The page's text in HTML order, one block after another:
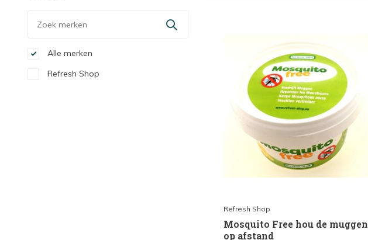
Alle merken
Refresh Shop
Refresh Shop
Mosquito Free hou de muggen
op afstand